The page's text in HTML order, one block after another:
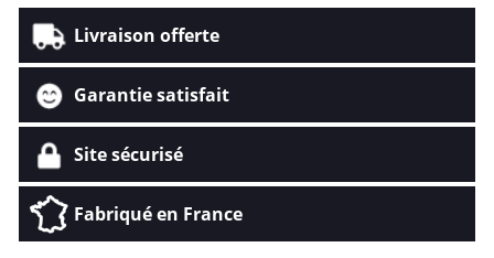
Livraison offerte
Garantie satisfait
Site sécurisé
Fabriqué en France